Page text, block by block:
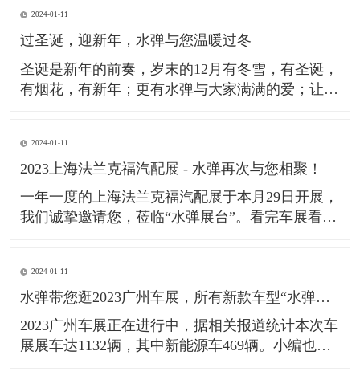
荣威，领跑，小鹏，极氪，吉利，高合，比亚迪等
多个汽车品牌；成功通过了德系GMW及日系JIS的
检测标准。让更
2024-01-11
过圣诞，迎新年，水弹与您温暖过冬
​圣诞是新年的前奏，岁末的12月有冬雪，有圣诞，
有烟花，有新年；更有水弹与大家满满的爱；​让我
往。​
2024-01-11
2023上海法兰克福汽配展 - 水弹再次与您相聚！
一年一度的上海法兰克福汽配展于本月29日开展，
我们诚挚邀请您，莅临“水弹展台”。​看完车展看汽
本次展会已是＂水弹＂受邀出展的第9年，此次水
弹也将聚焦展会主题“技术•创新•趋势”，为大家更
好地
2024-01-11
水弹带您逛2023广州车展，所有新款车型“水弹镀膜雨刮”均可适配。
​2023广州车展正在进行中，据相关报道统计本次车
展展车达1132辆，其中新能源车469辆。小编也第